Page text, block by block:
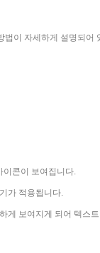
이 자세하게 설명되어
이콘이 보여집니다.
가 적용됩니다.
게 보여지게 되어 텍스